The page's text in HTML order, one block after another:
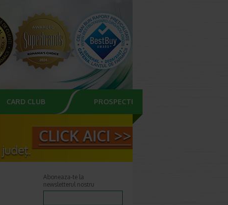
CARD CLUB PROSPECTE
Aboneaza-te la
newsletterul nostru